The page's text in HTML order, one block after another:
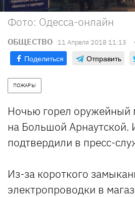
Фото: Одесса-онлайн
ОБЩЕСТВО 11 Апреля 2018 11:13
Поделиться Отправить
ПОЖАРЫ
Ночью горел оружейный
на Большой
подтвердили в пресс-
Из-за короткого
электропроводки в